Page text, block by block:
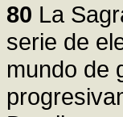
80 La
serie de
mundo de